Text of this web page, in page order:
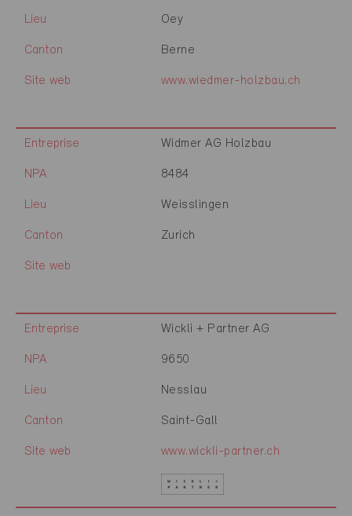
Lieu Oey
Canton Berne
Site web www.wiedmer-holzbau.ch
Entreprise Widmer AG Holzbau
NPA 8484
Lieu Weisslingen
Canton Zurich
Site web
Entreprise Wickli + Partner AG
NPA 9650
Lieu Nesslau
Canton Saint-Gall
Site web www.wickli-partner.ch